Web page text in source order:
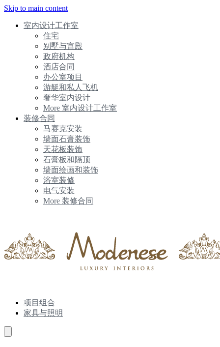
Skip to main content
室内设计工作室
住宅
别墅与宫殿
政府机构
酒店合同
办公室项目
游艇和私人飞机
奢华室内设计
More 室内设计工作室
装修合同
马赛克安装
墙面石膏装饰
天花板装饰
石膏板和隔顶
墙面绘画和装饰
浴室装修
电气安装
More 装修合同
项目组合
家具与照明